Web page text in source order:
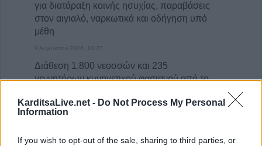
KarditsaLive.net - Do Not Process My Personal
Information
If you wish to opt-out of the sale, sharing to third parties, or
για διατάραξη κοινής ησυχίας, παραβάσεις
στον αιγιαλό, ναρκωτικά και οδήγηση υπό
μέθη
9 Αυγούστου 2026, 10:27
Διάθεση 1.800 νεοσσών και 235
γεννητόρων κυνηγετικού φασιανού από το
9 Αυγούστου 2026, 09:38
που προσέκρουσε στη Σελήνη γίνεται χρυσή